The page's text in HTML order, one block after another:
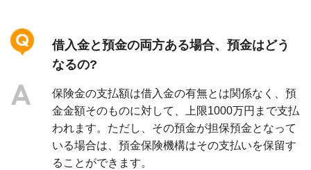
借入金と預金の両方ある場合、預金はどう
なるの?
保険金の支払額は借入金の有無とは関係なく、預
金金額そのものに対して、上限1000万円まで支払
われます。ただし、その預金が担保預金となって
いる場合は、預金保険機構はその支払いを保留す
ることができます。